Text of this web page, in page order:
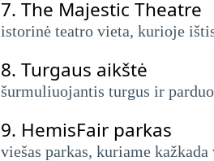
7. The Majestic Theatre
istorinė teatro vieta, kurioje
8. Turgaus aikštė
šurmuliuojantis turgus ir
9. HemisFair parkas
viešas parkas, kuriame